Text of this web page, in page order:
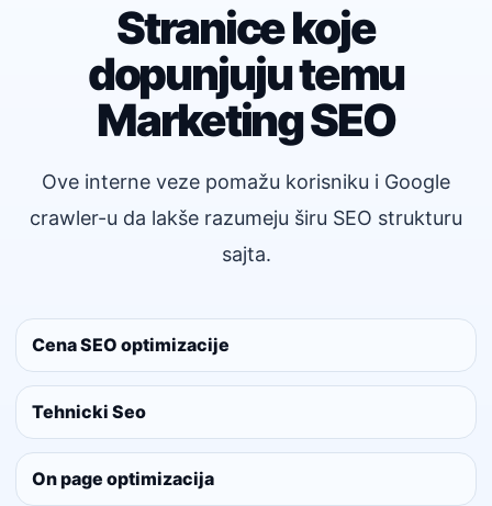
Stranice koje
dopunjuju temu
Marketing SEO
Ove interne veze pomažu korisniku i Google
crawler-u da lakše razumeju širu SEO strukturu
sajta.
Cena SEO optimizacije
Tehnicki Seo
On page optimizacija